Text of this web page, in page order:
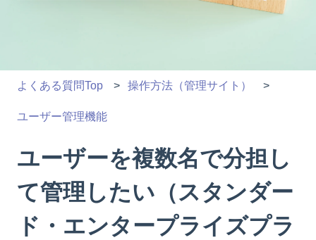
検索フィールドが空なので、候補はありません。
よくある質問Top 操作方法（管理サイト）
ユーザー管理機能
ユーザーを複数名で分担し
て管理したい（スタンダー
ド・エンタープライズプラ